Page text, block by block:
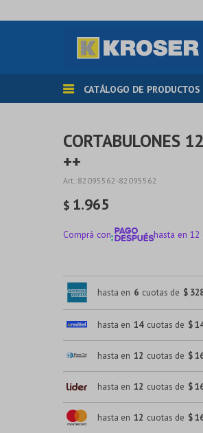
CATÁLOGO DE PRODUCTOS
CORTABULONES
++
82095562-82095562
$ 1.965
Comprá con hasta en 12
hasta en 6 cuotas de $
hasta en 14 cuotas de $
hasta en 12 cuotas de $
hasta en 12 cuotas de $
hasta en 12 cuotas de $